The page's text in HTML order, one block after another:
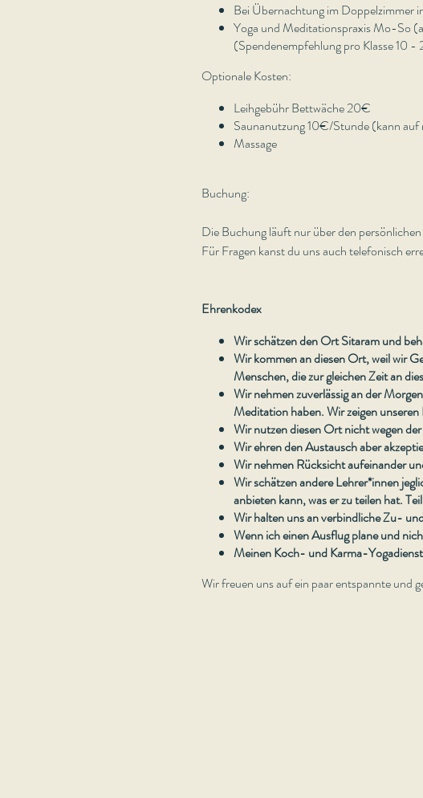
Bei Übernachtung im Doppelzimmer
Yoga und Meditationspraxis Mo-So
(Spendenempfehlung pro Klasse 10
Optionale Kosten:
Leihgebühr Bettwäche 20€
Saunanutzung 10€/Stunde (kann
Massage
Buchung:
Die Buchung läuft nur über den
Für Fragen kanst du uns auch telefonisch
Ehrenkodex
Wir schätzen den Ort Sitaram und
Wir kommen an diesen Ort, weil wir
Menschen, die zur gleichen Zeit an
Wir nehmen zuverlässig an der
Meditation haben. Wir zeigen
Wir nutzen diesen Ort nicht wegen
Wir ehren den Austausch aber
Wir nehmen Rücksicht aufeinander
Wir schätzen andere Lehrer*innen
anbieten kann, was er zu teilen hat.
Wir halten uns an verbindliche Zu-
Wenn ich einen Ausflug plane und
Meinen Koch- und Karma-Yogadienst
Wir freuen uns auf ein paar entspannte und